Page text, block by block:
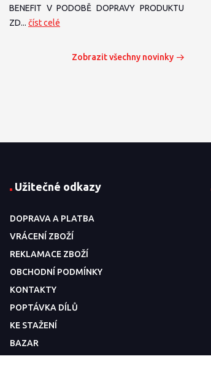
BENEFIT V PODOBĚ DOPRAVY PRODUKTU
ZD... číst celé
Zobrazit všechny novinky
Užitečné odkazy
DOPRAVA A PLATBA
VRÁCENÍ ZBOŽÍ
REKLAMACE ZBOŽÍ
OBCHODNÍ PODMÍNKY
KONTAKTY
POPTÁVKA DÍLŮ
KE STAŽENÍ
BAZAR